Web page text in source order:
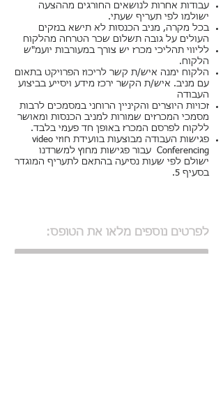
עבודות אחרות לנושאים החורגים מההצעה
ישולמו לפי תעריף שעתי.
בכל מקרה, מניב הכנסות לא תישא בנזקים
העולים על גובה תשלום שכר הטרחה מהלקוח
לליווי תהליכי מכרז יש צורך במעורבות יועמ"ש
הלקוח.
הלקוח ימנה איש/ת קשר לריכוז הפרויקט בתאום
עם מניב. איש/ת הקשר ירכז מידע ויסייע בביצוע
העבודה
זכויות היוצרים והקיניין הרוחני במסמכים לרבות
מסמכי המכרזים שמורות למניב הכנסות ומאושר
ללקוח לפרסם המכרז באופן חד פעמי בלבד.
פגישות העבודה מבוצעות בוועידת חוזי video
Conferencing עבור פגישות מחוץ למשרדנו
ישולם לפי שעות נסיעה בהתאם לתעריף המוגדר
בסעיף 5.
לפרטים נוספים מלאו את הטופס: